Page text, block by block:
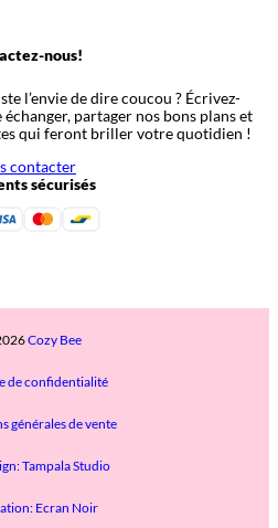
nous!
l’envie de dire coucou ? Écrivez-
échanger, partager nos bons plans et
qui feront briller votre quotidien !
contacter
sécurisés
Cozy Bee
de confidentialité
générales de vente
Tampala Studio
Ecran Noir